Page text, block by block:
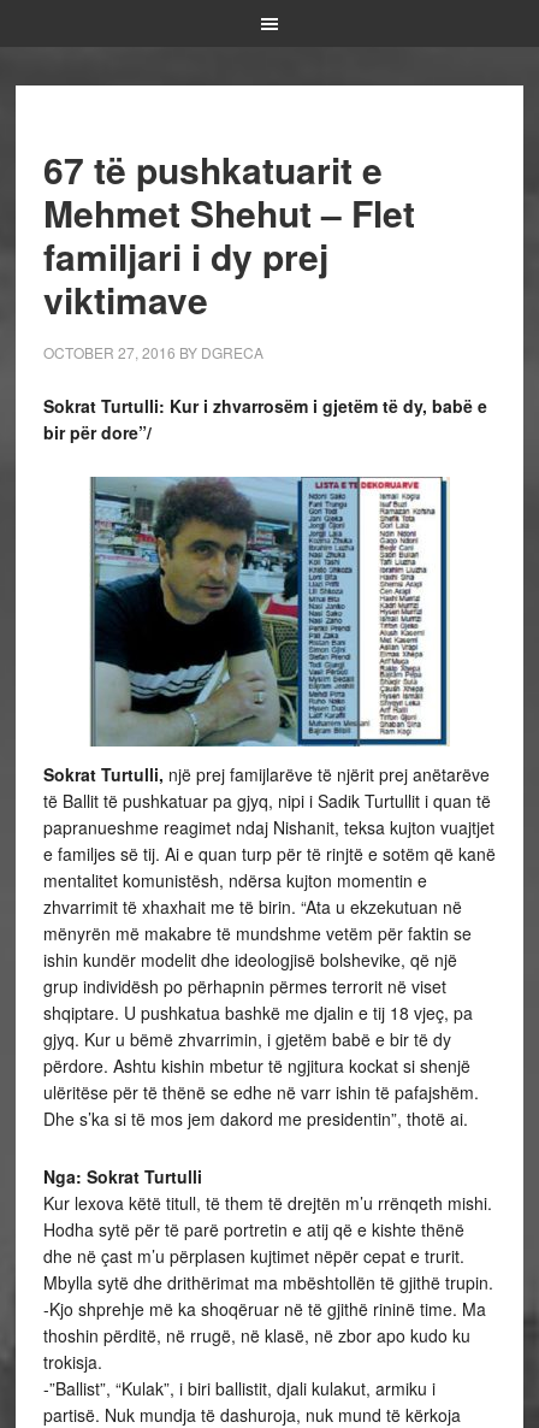
67 të pushkatuarit e
Mehmet Shehut – Flet
familjari i dy prej
viktimave
OCTOBER 27, 2016 BY DGRECA
Sokrat Turtulli: Kur i zhvarrosëm i gjetëm të dy, babë e
bir për dore”/
Sokrat Turtulli, një prej famijlarëve të njërit prej anëtarëve
të Ballit të pushkatuar pa gjyq, nipi i Sadik Turtullit i quan të
papranueshme reagimet ndaj Nishanit, teksa kujton vuajtjet
e familjes së tij. Ai e quan turp për të rinjtë e sotëm që kanë
mentalitet komunistësh, ndërsa kujton momentin e
zhvarrimit të xhaxhait me të birin. “Ata u ekzekutuan në
mënyrën më makabre të mundshme vetëm për faktin se
ishin kundër modelit dhe ideologjisë bolshevike, që një
grup individësh po përhapnin përmes terrorit në viset
shqiptare. U pushkatua bashkë me djalin e tij 18 vjeç, pa
gjyq. Kur u bëmë zhvarrimin, i gjetëm babë e bir të dy
përdore. Ashtu kishin mbetur të ngjitura kockat si shenjë
ulëritëse për të thënë se edhe në varr ishin të pafajshëm.
Dhe s’ka si të mos jem dakord me presidentin”, thotë ai.
Nga: Sokrat Turtulli
Kur lexova këtë titull, të them të drejtën m’u rrënqeth mishi.
Hodha sytë për të parë portretin e atij që e kishte thënë
dhe në çast m’u përplasen kujtimet nëpër cepat e trurit.
Mbylla sytë dhe drithërimat ma mbështollën të gjithë trupin.
-Kjo shprehje më ka shoqëruar në të gjithë rininë time. Ma
thoshin përditë, në rrugë, në klasë, në zbor apo kudo ku
trokisja.
-”Ballist”, “Kulak”, i biri ballistit, djali kulakut, armiku i
partisë. Nuk mundja të dashuroja, nuk mund të kërkoja